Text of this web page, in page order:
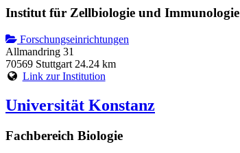
Institut für Zellbiologie und Immunologie
Forschungseinrichtungen
Allmandring 31
70569 Stuttgart 24.24 km
Link zur Institution
Universität Konstanz
Fachbereich Biologie